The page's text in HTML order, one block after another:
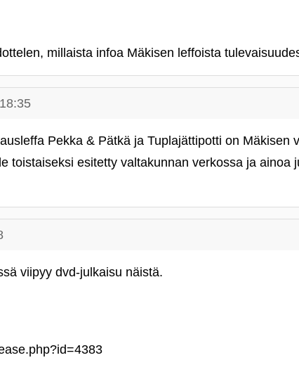
millaista infoa Mäkisen leffoista
Pekka & Pätkä ja Tuplajättipotti on Mäkisen
toistaiseksi esitetty valtakunnan verkossa ja ainoa
viipyy dvd-julkaisu näistä.